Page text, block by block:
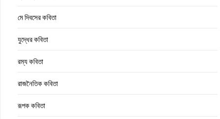
মে দিবসের কবিতা
যুদ্ধের কবিতা
রম্য কবিতা
রাজনৈতিক কবিতা
রূপক কবিতা